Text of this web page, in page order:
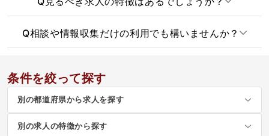
Q相談や情報収集だけの利用でも構いませんか？
条件を絞って探す
別の都道府県から求人を探す
別の求人の特徴から探す